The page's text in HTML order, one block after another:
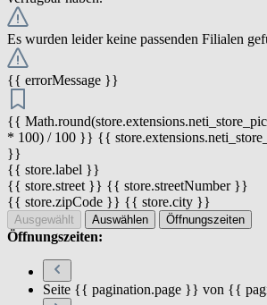
Es wurden leider keine passenden Filialen
{{ errorMessage }}
{{
* 100) / 100 }} {{
}}
{{ store.label }}
{{ store.street }} {{ store.streetNumber }}
{{ store.zipCode }} {{ store.city }}
Ausgewählt Auswählen Öffnungszeiten
Öffnungszeiten:
Seite {{ pagination.page }} von {{